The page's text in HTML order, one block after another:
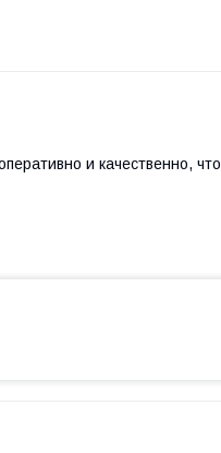
и качественно, что